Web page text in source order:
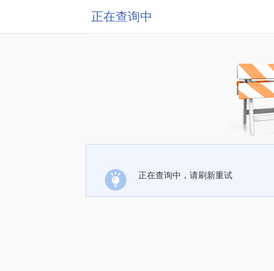
正在查询中
正在查询中，请刷新重试